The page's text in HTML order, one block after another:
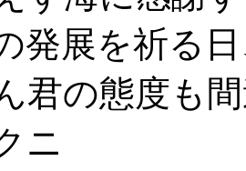
発展を祈る
君の態度も
ニ